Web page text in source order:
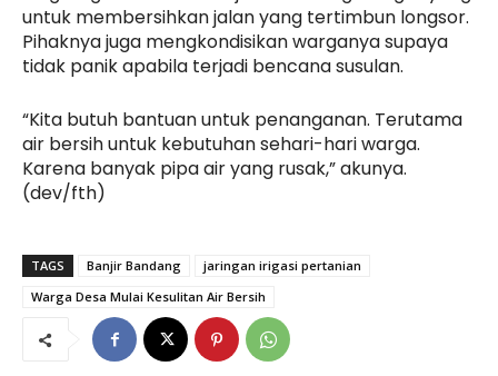
untuk membersihkan jalan yang tertimbun longsor.
Pihaknya juga mengkondisikan warganya supaya
tidak panik apabila terjadi bencana susulan.
“Kita butuh bantuan untuk penanganan. Terutama
air bersih untuk kebutuhan sehari-hari warga.
Karena banyak pipa air yang rusak,” akunya.
(dev/fth)
TAGS Banjir Bandang
jaringan irigasi pertanian
Warga Desa Mulai Kesulitan Air Bersih